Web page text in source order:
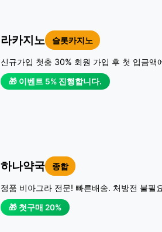
라카지노 슬롯카지노
신규가입 첫충 30% 회원 가입 후 첫 입금
🎁 이벤트 5% 진행합니다.
하나약국 종합
정품 비아그라 전문! 빠른배송. 처방전 불필
🎁 첫구매 20%